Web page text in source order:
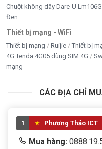
Chuột không dây Dare-U Lm106G
Đen
Thiết bị mạng - WiFi
Thiết bị mạng Ruijie Thiết bị
4G Tenda 4G05 dùng SIM 4G
mạng
CÁC ĐỊA CHỈ
1 Phương Thảo ICT
Mua hàng: